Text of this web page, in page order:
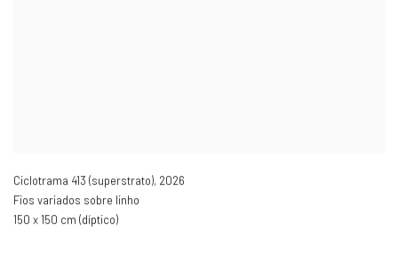
Ciclotrama 413 (superstrato), 2026
Fios variados sobre linho
150 x 150 cm (díptico)